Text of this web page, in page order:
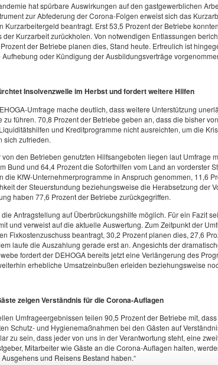
hat spürbare Auswirkungen auf den gastgewerblichen
zur Abfederung der Corona-Folgen erweist sich das
Kurzarbeitergeld beantragt. Erst 53,5 Prozent der Betriebe
der Kurzarbeit zurückholen. Von notwendigen Entlassungen
der Betriebe planen dies, Stand heute. Erfreulich ist
Aufhebung oder Kündigung der Ausbildungsverträge
Insolvenzwelle im Herbst und fordert weitere Hilfen
Umfrage mache deutlich, dass weitere Unterstützung
zu führen. 70,8 Prozent der Betriebe geben an, dass die bisher
und Kreditprogramme nicht ausreichten, um die
sich zufrieden.
von den Betrieben genutzten Hilfsangeboten liegen laut Umfrage
Bund und 64,4 Prozent die Soforthilfen vom Land an vorderster
die KfW-Unternehmerprogramme in Anspruch genommen, 11,6
der Steuerstundung beziehungsweise die Herabsetzung der
haben 77,6 Prozent der Betriebe zurückgegriffen.
Antragstellung auf Überbrückungshilfe möglich. Für ein Fazit
und verweist auf die aktuelle Auswertung. Zum Zeitpunkt der
Fixkostenzuschuss beantragt, 30,2 Prozent planen dies, 27,6
laufe die Auszahlung gerade erst an. Angesichts der
fordert der DEHOGA bereits jetzt eine Verlängerung des
erhebliche Umsatzeinbußen erleiden beziehungsweise
zeigen Verständnis für die Corona-Auflagen
Umfrageergebnissen teilen 90,5 Prozent der Betriebe mit,
Schutz- und Hygienemaßnahmen bei den Gästen auf
zu sein, dass jeder von uns in der Verantwortung steht, eine
Mitarbeiter wie Gäste an die Corona-Auflagen halten,
und Reisens Bestand haben.“